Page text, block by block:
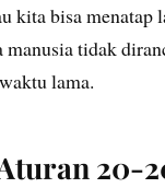
kita bisa
manusia tidak
lama.
20-